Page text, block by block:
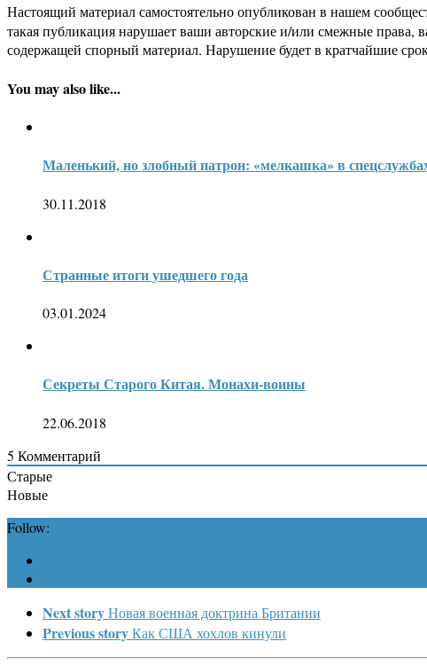
Настоящий материал самостоятельно опубликован в нашем
такая публикация нарушает ваши авторские и/или смежные
содержащей спорный материал. Нарушение будет в кратчайшие
You may also like...
Маленький, но злобный патрон: «мелкашка» в
30.11.2018
Странные итоги ушедшего года
03.01.2024
Секреты Старого Китая. Монахи-воины
22.06.2018
5 Комментарий
Старые
Новые
Follow:
Next storyНовая военная доктрина Британии
Previous storyКак США хохлов кинули